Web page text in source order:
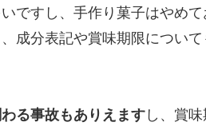
ですし、手作り菓子はやめて
成分表記や賞味期限につい
る事故もありえます し、賞